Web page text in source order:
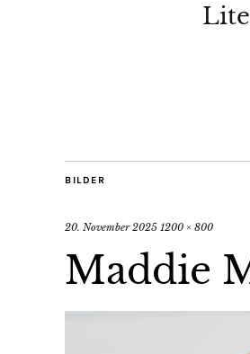
BILDER
20. November 2025 1200 × 800
Maddie